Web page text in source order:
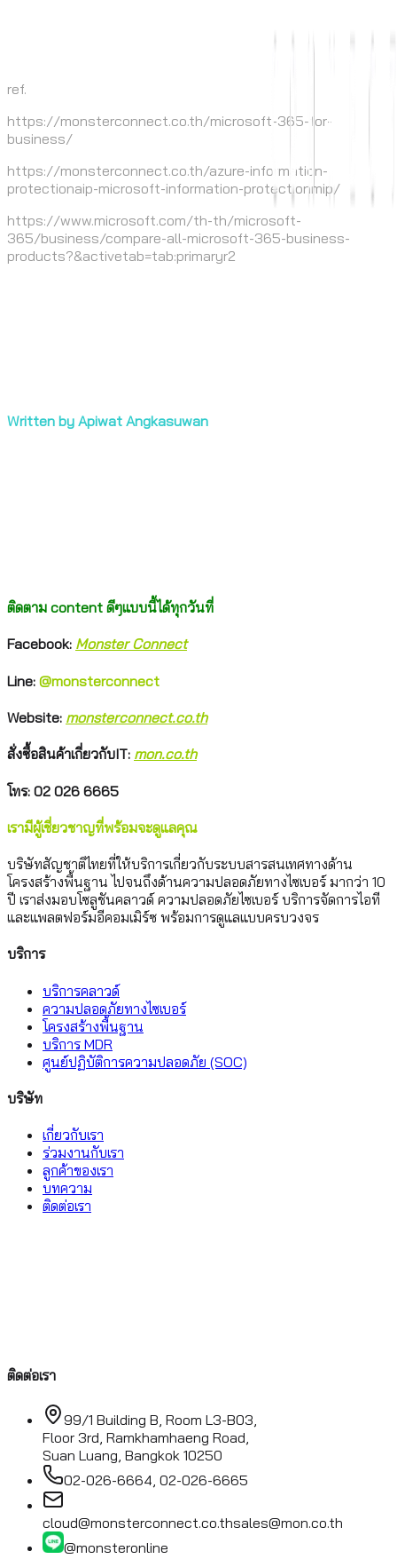
ref.
https://monsterconnect.co.th/microsoft-365-for-
business/
https://monsterconnect.co.th/azure-information-
protectionaip-microsoft-information-protectionmip/
https://www.microsoft.com/th-th/microsoft-
365/business/compare-all-microsoft-365-business-
products?&activetab=tab:primaryr2
Written by Apiwat Angkasuwan
ติดตาม content ดีๆแบบนี้ได้ทุกวันที่
Facebook: Monster Connect
Line: @monsterconnect
Website: monsterconnect.co.th
สั่งซื้อสินค้าเกี่ยวกับIT: mon.co.th
โทร: 02 026 6665
เรามีผู้เชี่ยวชาญที่พร้อมจะดูแลคุณ
บริษัทสัญชาติไทยที่ให้บริการเกี่ยวกับระบบสารสนเทศทางด้าน
โครงสร้างพื้นฐาน ไปจนถึงด้านความปลอดภัยทางไซเบอร์ มากว่า 10
ปี เราส่งมอบโซลูชันคลาวด์ ความปลอดภัยไซเบอร์ บริการจัดการไอที
และแพลตฟอร์มอีคอมเมิร์ซ พร้อมการดูแลแบบครบวงจร
บริการ
บริการคลาวด์
ความปลอดภัยทางไซเบอร์
โครงสร้างพื้นฐาน
บริการ MDR
ศูนย์ปฏิบัติการความปลอดภัย (SOC)
บริษัท
เกี่ยวกับเรา
ร่วมงานกับเรา
ลูกค้าของเรา
บทความ
ติดต่อเรา
ติดต่อเรา
99/1 Building B, Room L3-B03,
Floor 3rd, Ramkhamhaeng Road,
Suan Luang, Bangkok 10250
02-026-6664, 02-026-6665
cloud@monsterconnect.co.thsales@mon.co.th
@monsteronline